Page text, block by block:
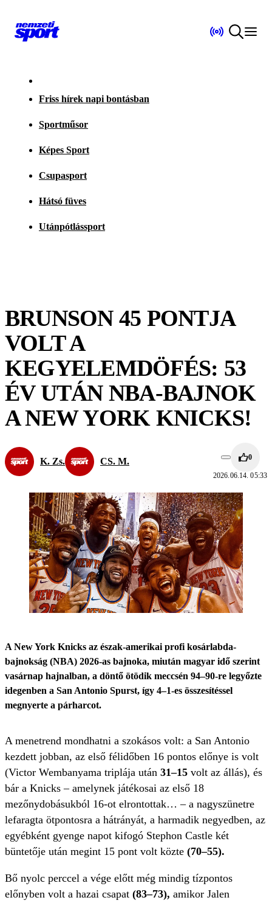
Friss hírek napi bontásban
Sportműsor
Képes Sport
Csupasport
Hátsó füves
Utánpótlássport
BRUNSON 45 PONTJA
VOLT A
KEGYELEMDÖFÉS: 53
ÉV UTÁN NBA-BAJNOK
A NEW YORK KNICKS!
K. Zs. CS. M. 0
2026.06.14. 05:33
A New York Knicks az észak-amerikai profi kosárlabda-
bajnokság (NBA) 2026-as bajnoka, miután magyar idő szerint
vasárnap hajnalban, a döntő ötödik meccsén 94–90-re legyőzte
idegenben a San Antonio Spurst, így 4–1-es összesítéssel
megnyerte a párharcot.
A menetrend mondhatni a szokásos volt: a San Antonio
kezdett jobban, az első félidőben 16 pontos előnye is volt
(Victor Wembanyama triplája után 31–15 volt az állás), és
bár a Knicks – amelynek játékosai az első 18
mezőnydobásukból 16-ot elrontottak… – a nagyszünetre
lefaragta ötpontosra a hátrányát, a harmadik negyedben, az
egyébként gyenge napot kifogó Stephon Castle két
büntetője után megint 15 pont volt közte (70–55).
Bő nyolc perccel a vége előtt még mindig tízpontos
előnyben volt a hazai csapat (83–73), amikor Jalen